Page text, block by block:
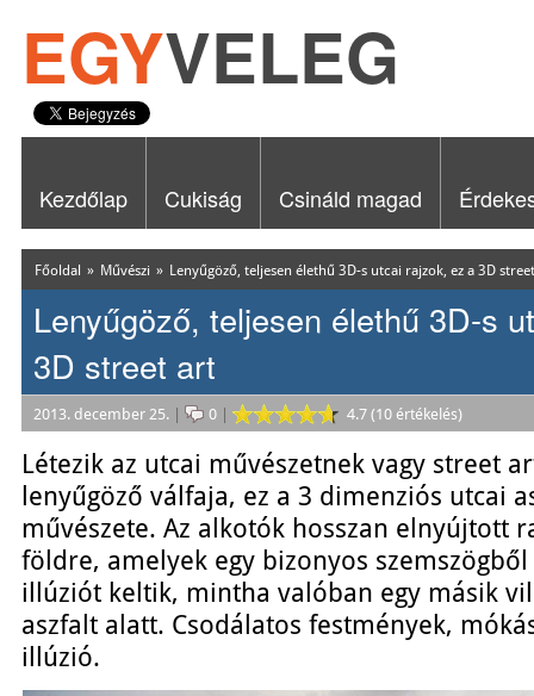
EGYVELEG
Kezdőlap Cukiság Csináld magad
Főoldal » Művészi » Lenyűgöző, teljesen élethű 3D-s utcai rajzok, ez a 3D
Lenyűgöző, teljesen élethű 3D-s
3D street art
2013. december 25. 0 4.7 (10 értékelés)
Létezik az utcai művészetnek vagy street
lenyűgöző válfaja, ez a 3 dimenziós utcai
művészete. Az alkotók hosszan elnyújtott
földre, amelyek egy bizonyos
illúziót keltik, mintha valóban egy másik
aszfalt alatt. Csodálatos festmények,
illúzió.